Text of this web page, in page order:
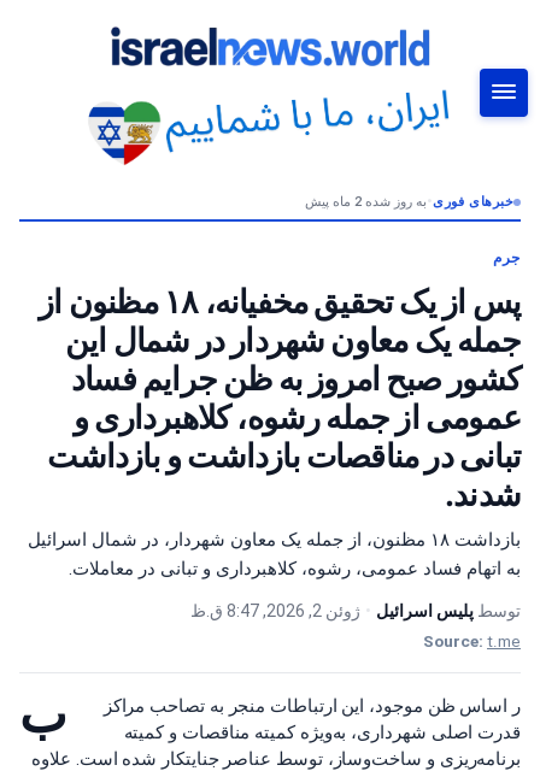
خبرهای فوری•به روز شده 2 ماه پیش
جرم
پس از یک تحقیق مخفیانه، ۱۸ مظنون از
جمله یک معاون شهردار در شمال این
کشور صبح امروز به ظن جرایم فساد
عمومی از جمله رشوه، کلاهبرداری و
تبانی در مناقصات بازداشت و بازداشت
شدند.
بازداشت ۱۸ مظنون، از جمله یک معاون شهردار، در شمال اسرائیل
به اتهام فساد عمومی، رشوه، کلاهبرداری و تبانی در معاملات.
توسط پلیس اسرائیل • ژوئن 2, 2026, 8:47 ق.ظ
Source: t.me
ب
ر اساس ظن موجود، این ارتباطات منجر به تصاحب مراکز
قدرت اصلی شهرداری، به‌ویژه کمیته مناقصات و کمیته
برنامه‌ریزی و ساخت‌وساز، توسط عناصر جنایتکار شده است. علاوه